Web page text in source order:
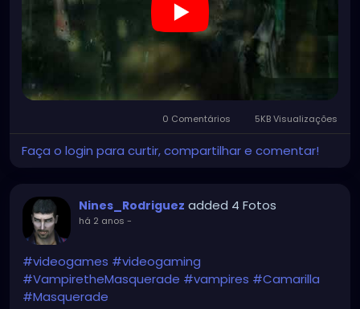
0 Comentários 5KB Visualizações
Faça o login para curtir, compartilhar e comentar!
Nines_Rodriguez added 4 Fotos
há 2 anos -
#videogames #videogaming
#VampiretheMasquerade #vampires #Camarilla
#Masquerade